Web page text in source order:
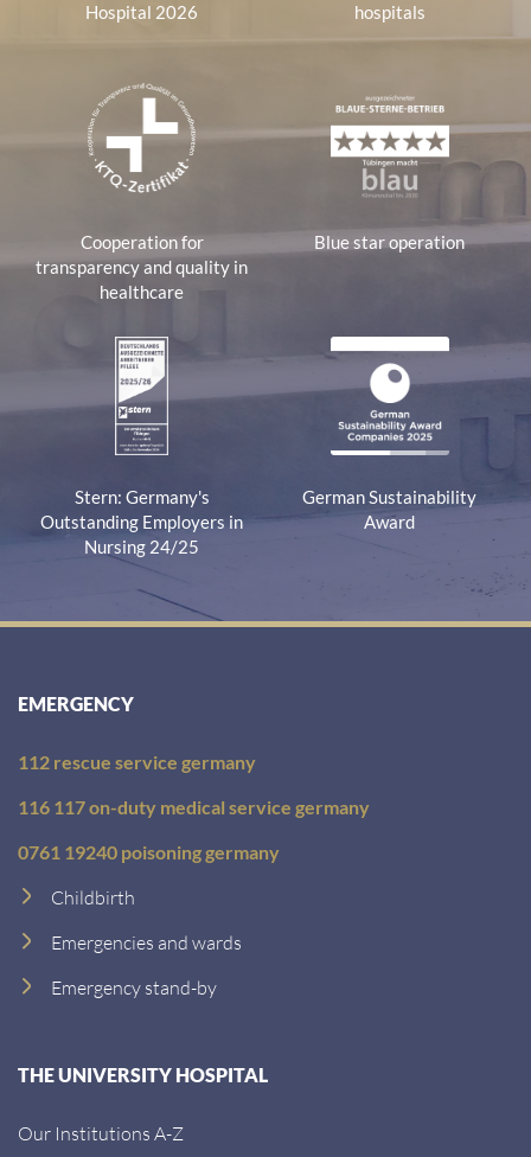
Hospital 2026
hospitals
Cooperation for
transparency and quality in
healthcare
Blue star operation
Stern: Germany's
Outstanding Employers in
Nursing 24/25
German Sustainability
Award
EMERGENCY
112 rescue service germany
116 117 on-duty medical service germany
0761 19240 poisoning germany
Childbirth
Emergencies and wards
Emergency stand-by
THE UNIVERSITY HOSPITAL
Our Institutions A-Z